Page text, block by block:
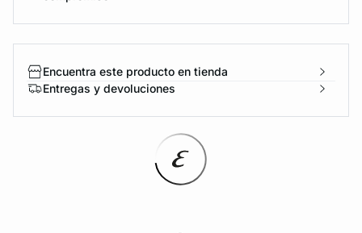
Encuentra este producto en tienda
Entregas y devoluciones